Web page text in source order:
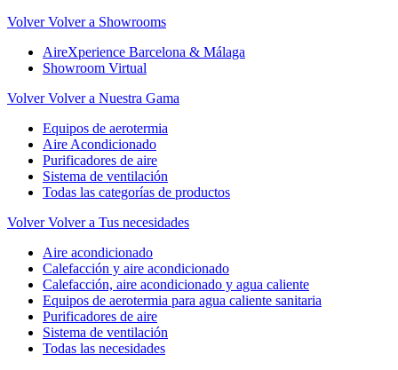
Volver Volver a Showrooms
AireXperience Barcelona & Málaga
Showroom Virtual
Volver Volver a Nuestra Gama
Equipos de aerotermia
Aire Acondicionado
Purificadores de aire
Sistema de ventilación
Todas las categorías de productos
Volver Volver a Tus necesidades
Aire acondicionado
Calefacción y aire acondicionado
Calefacción, aire acondicionado y agua caliente
Equipos de aerotermia para agua caliente sanitaria
Purificadores de aire
Sistema de ventilación
Todas las necesidades